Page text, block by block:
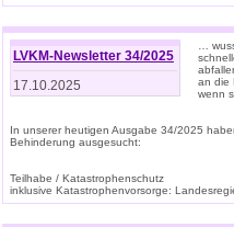
LVKM-Newsletter 34/2025
17.10.2025
…
an die
wenn
In unserer heutigen Ausgabe 34/2025
Behinderung ausgesucht:
Teilhabe / Katastrophenschutz
inklusive Katastrophenvorsorge: